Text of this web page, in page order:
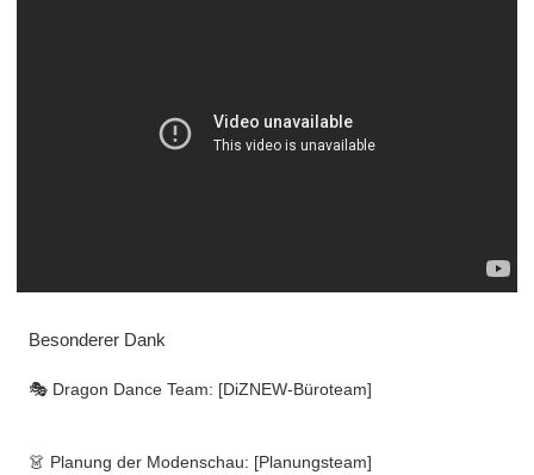
Besonderer Dank
🎭 Dragon Dance Team: [DiZNEW-Büroteam]
👗 Planung der Modenschau: [Planungsteam]